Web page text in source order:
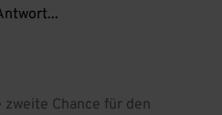
Chance für den